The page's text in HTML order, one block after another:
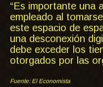
“Es importante una
empleado al
este espacio de
una desconexión
debe exceder los
otorgados por las
Fuente: El Economista